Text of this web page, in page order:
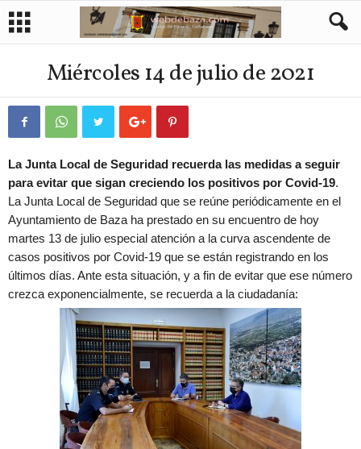
Miércoles 14 de julio de 2021
La Junta Local de Seguridad recuerda las medidas a seguir
para evitar que sigan creciendo los positivos por Covid-19.
La Junta Local de Seguridad que se reúne periódicamente en el
Ayuntamiento de Baza ha prestado en su encuentro de hoy
martes 13 de julio especial atención a la curva ascendente de
casos positivos por Covid-19 que se están registrando en los
últimos días. Ante esta situación, y a fin de evitar que ese número
crezca exponencialmente, se recuerda a la ciudadanía: